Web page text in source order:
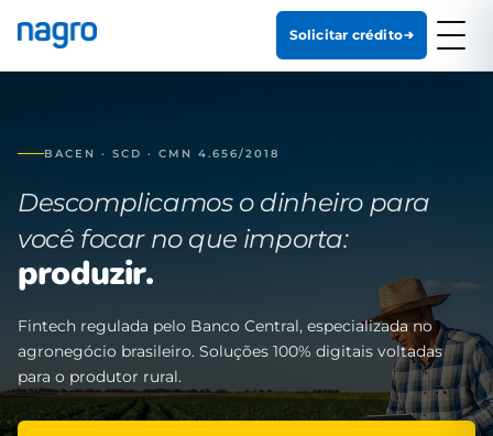
Solicitar crédito
BACEN · SCD · CMN 4.656/2018
Descomplicamos o dinheiro para
você focar no que importa:
produzir.
Fintech regulada pelo Banco Central, especializada no
agronegócio brasileiro. Soluções 100% digitais voltadas
para o produtor rural.